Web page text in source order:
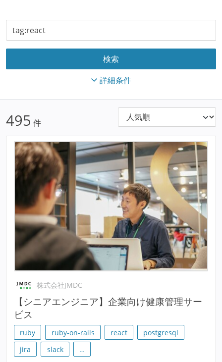
詳細条件
495 件
株式会社JMDC
【シニアエンジニア】企業向け健康管理サー
ビス
ruby ruby-on-rails react
postgresql
jira
slack …